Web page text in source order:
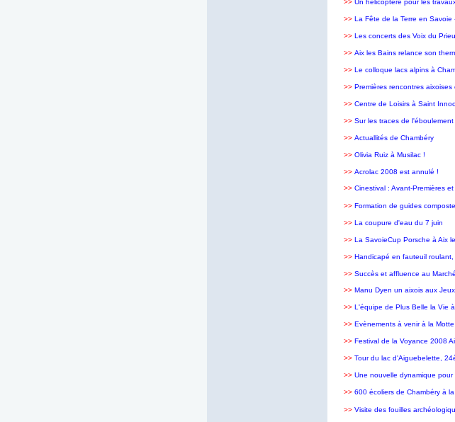
>> Un hélicoptère pour les
>> La Fête de la Terre en Savoie
>> Les concerts des Voix du
>> Aix les Bains relance son
>> Le colloque lacs alpins à
>> Premières rencontres aixoises
>> Centre de Loisirs à Saint
>> Sur les traces de
>> Actuallités de Chambéry
>> Olivia Ruiz à Musilac !
>> Acrolac 2008 est annulé !
>> Cinestival : Avant-Premières
>> Formation de guides
>> La coupure d'eau du 7 juin
>> La SavoieCup Porsche à Aix
>> Handicapé en fauteuil
>> Succès et affluence au
>> Manu Dyen un aixois aux
>> L'équipe de Plus Belle la Vie
>> Evènements à venir à la
>> Festival de la Voyance 2008
>> Tour du lac d'Aiguebelette,
>> Une nouvelle dynamique
>> 600 écoliers de Chambéry à
>> Visite des fouilles